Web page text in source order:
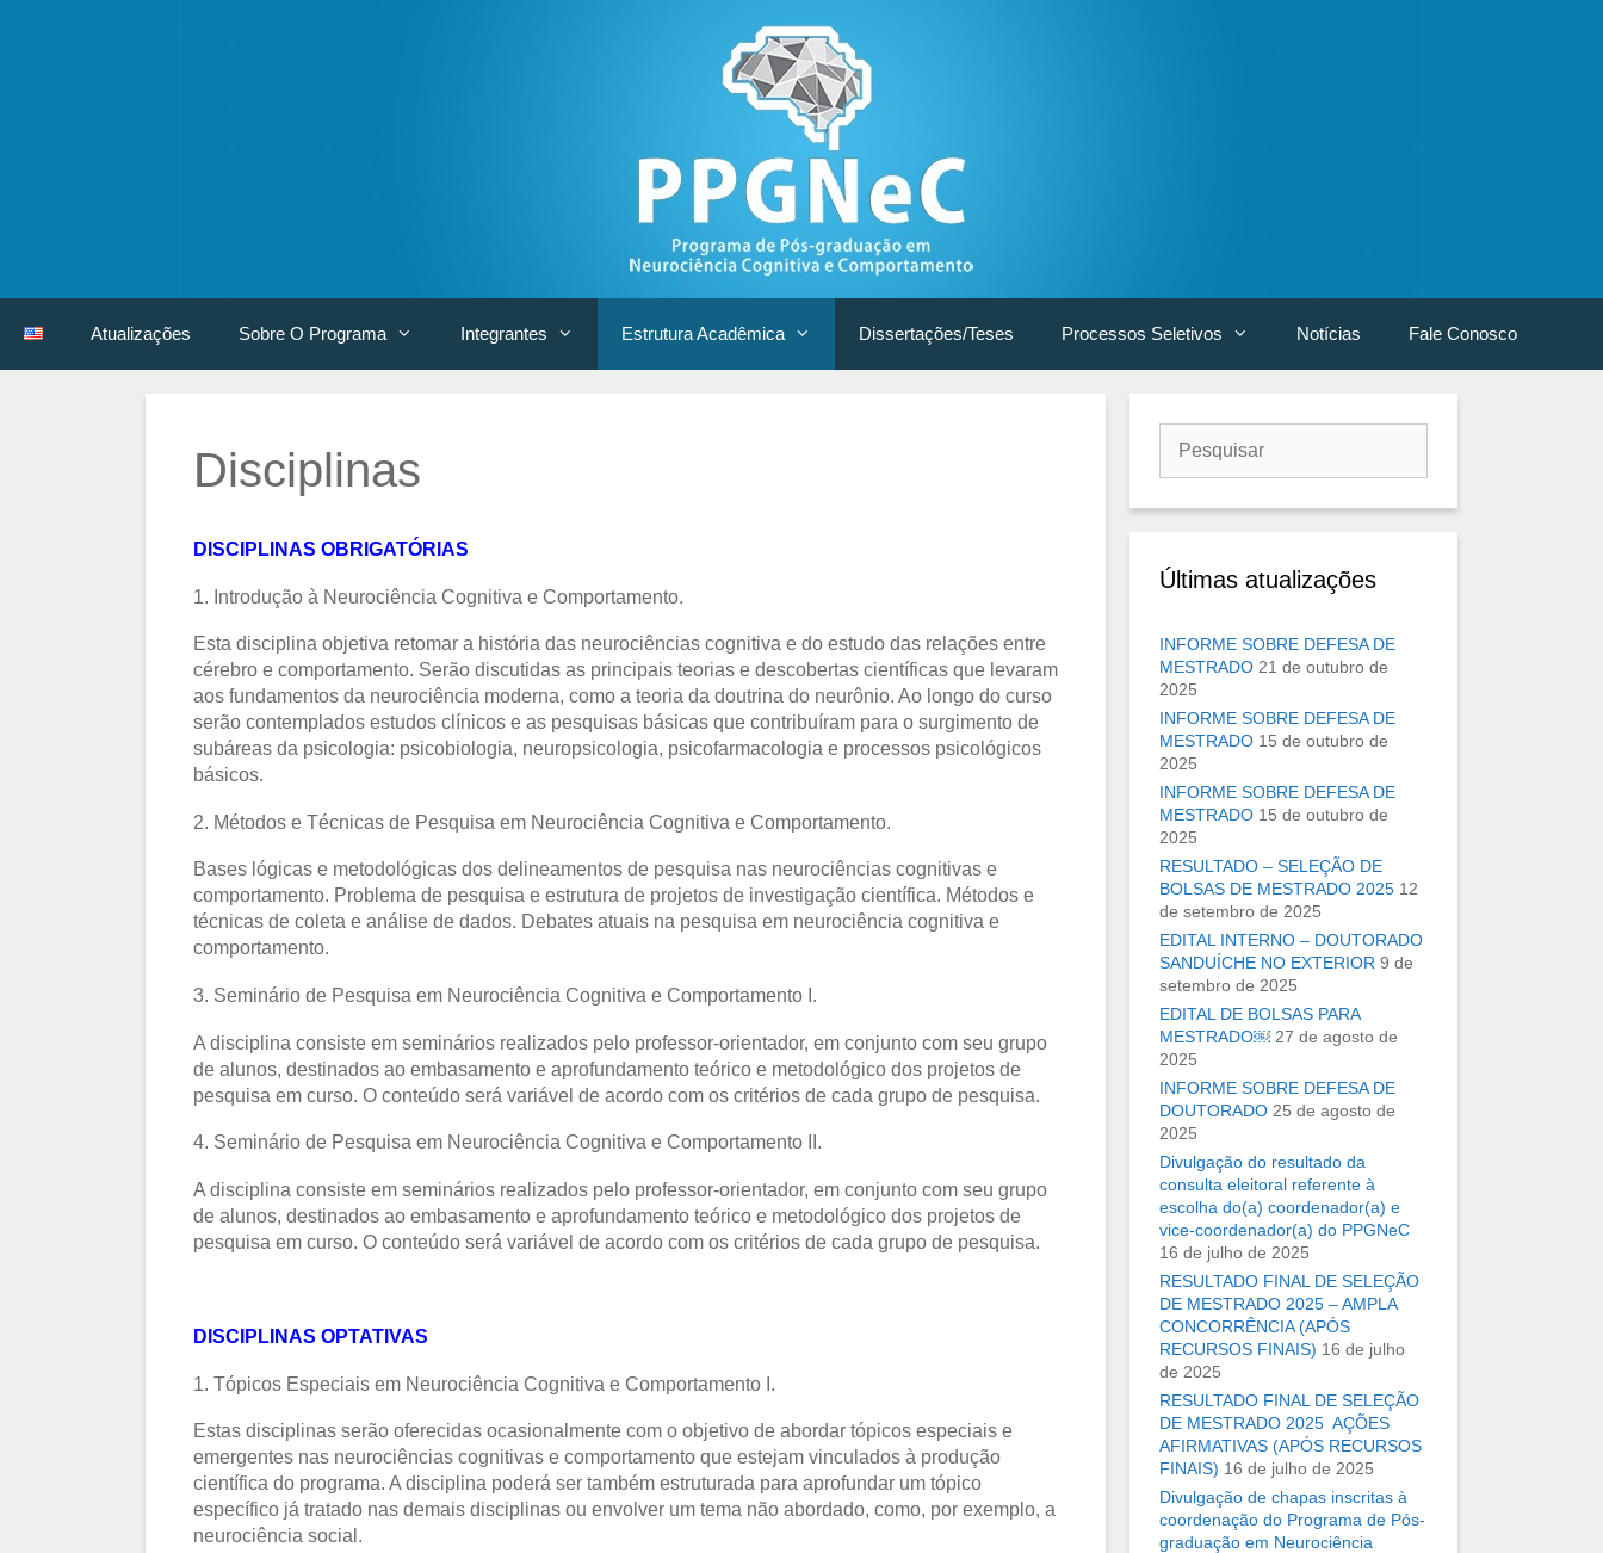
Atualizações Sobre O Programa Integrantes Estrutura Acadêmica Dissertações/Teses Processos Seletivos Notícias Fale Conosco
Disciplinas
DISCIPLINAS OBRIGATÓRIAS
1. Introdução à Neurociência Cognitiva e Comportamento.
Esta disciplina objetiva retomar a história das neurociências cognitiva e do estudo das relações entre
cérebro e comportamento. Serão discutidas as principais teorias e descobertas científicas que levaram
aos fundamentos da neurociência moderna, como a teoria da doutrina do neurônio. Ao longo do curso
serão contemplados estudos clínicos e as pesquisas básicas que contribuíram para o surgimento de
subáreas da psicologia: psicobiologia, neuropsicologia, psicofarmacologia e processos psicológicos
básicos.
2. Métodos e Técnicas de Pesquisa em Neurociência Cognitiva e Comportamento.
Bases lógicas e metodológicas dos delineamentos de pesquisa nas neurociências cognitivas e
comportamento. Problema de pesquisa e estrutura de projetos de investigação científica. Métodos e
técnicas de coleta e análise de dados. Debates atuais na pesquisa em neurociência cognitiva e
comportamento.
3. Seminário de Pesquisa em Neurociência Cognitiva e Comportamento I.
A disciplina consiste em seminários realizados pelo professor-orientador, em conjunto com seu grupo
de alunos, destinados ao embasamento e aprofundamento teórico e metodológico dos projetos de
pesquisa em curso. O conteúdo será variável de acordo com os critérios de cada grupo de pesquisa.
4. Seminário de Pesquisa em Neurociência Cognitiva e Comportamento II.
A disciplina consiste em seminários realizados pelo professor-orientador, em conjunto com seu grupo
de alunos, destinados ao embasamento e aprofundamento teórico e metodológico dos projetos de
pesquisa em curso. O conteúdo será variável de acordo com os critérios de cada grupo de pesquisa.
DISCIPLINAS OPTATIVAS
1. Tópicos Especiais em Neurociência Cognitiva e Comportamento I.
Estas disciplinas serão oferecidas ocasionalmente com o objetivo de abordar tópicos especiais e
emergentes nas neurociências cognitivas e comportamento que estejam vinculados à produção
científica do programa. A disciplina poderá ser também estruturada para aprofundar um tópico
específico já tratado nas demais disciplinas ou envolver um tema não abordado, como, por exemplo, a
neurociência social.
por:
Últimas atualizações
INFORME SOBRE DEFESA DE
MESTRADO 21 de outubro de
2025
INFORME SOBRE DEFESA DE
MESTRADO 15 de outubro de
2025
INFORME SOBRE DEFESA DE
MESTRADO 15 de outubro de
2025
RESULTADO – SELEÇÃO DE
BOLSAS DE MESTRADO 2025 12
de setembro de 2025
EDITAL INTERNO – DOUTORADO
SANDUÍCHE NO EXTERIOR 9 de
setembro de 2025
EDITAL DE BOLSAS PARA
MESTRADO￼ 27 de agosto de
2025
INFORME SOBRE DEFESA DE
DOUTORADO 25 de agosto de
2025
Divulgação do resultado da
consulta eleitoral referente à
escolha do(a) coordenador(a) e
vice-coordenador(a) do PPGNeC
16 de julho de 2025
RESULTADO FINAL DE SELEÇÃO
DE MESTRADO 2025 – AMPLA
CONCORRÊNCIA (APÓS
RECURSOS FINAIS) 16 de julho
de 2025
RESULTADO FINAL DE SELEÇÃO
DE MESTRADO 2025  AÇÕES
AFIRMATIVAS (APÓS RECURSOS
FINAIS) 16 de julho de 2025
Divulgação de chapas inscritas à
coordenação do Programa de Pós-
graduação em Neurociência